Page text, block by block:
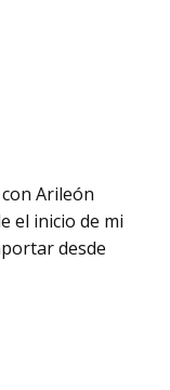
Arileón
el inicio de mi
desde